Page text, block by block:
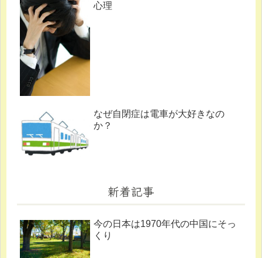
心理
なぜ自閉症は電車が大好きなの
か？
新着記事
今の日本は1970年代の中国にそっ
くり